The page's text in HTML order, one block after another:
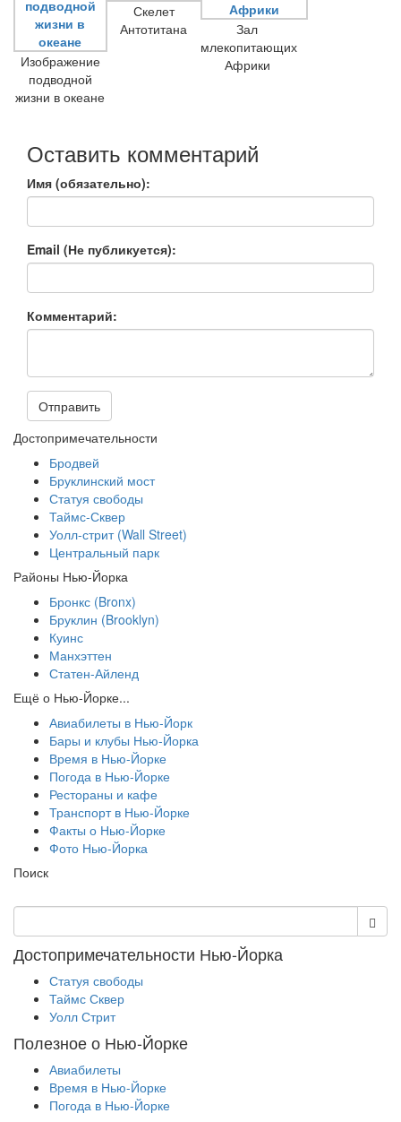
Изображение
подводной
жизни в океане
Скелет
Антотитана
Зал
млекопитающих
Африки
Оставить комментарий
Имя (обязательно):
Email (Не публикуется):
Комментарий:
Отправить
Достопримечательности
Бродвей
Бруклинский мост
Статуя свободы
Таймс-Сквер
Уолл-стрит (Wall Street)
Центральный парк
Районы Нью-Йорка
Бронкс (Bronx)
Бруклин (Brooklyn)
Куинс
Манхэттен
Статен-Айленд
Ещё о Нью-Йорке...
Авиабилеты в Нью-Йорк
Бары и клубы Нью-Йорка
Время в Нью-Йорке
Погода в Нью-Йорке
Рестораны и кафе
Транспорт в Нью-Йорке
Факты о Нью-Йорке
Фото Нью-Йорка
Поиск
Достопримечательности Нью-Йорка
Статуя свободы
Таймс Сквер
Уолл Стрит
Полезное о Нью-Йорке
Авиабилеты
Время в Нью-Йорке
Погода в Нью-Йорке